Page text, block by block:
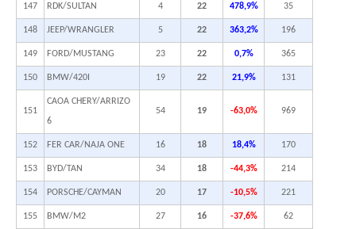
147 RDK/SULTAN 4 22 478,9% 35
148 JEEP/WRANGLER 5 22 363,2% 196
149 FORD/MUSTANG 23 22 0,7% 365
150 BMW/420I 19 22 21,9% 131
151
CAOA CHERY/ARRIZO
6
54 19 -63,0% 969
152 FER CAR/NAJA ONE 16 18 18,4% 170
153 BYD/TAN 34 18 -44,3% 214
154 PORSCHE/CAYMAN 20 17 -10,5% 221
155 BMW/M2 27 16 -37,6% 62